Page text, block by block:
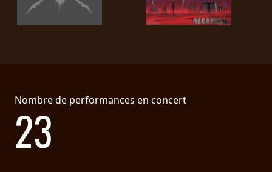
KILLING
LANGUE
•
Nombre de performances en concert
23